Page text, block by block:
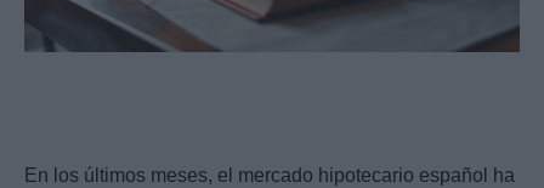
En los últimos meses, el mercado hipotecario español ha